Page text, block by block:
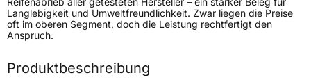
VerwendungSommerreifen
Modellname Pilot Sport PS2
Langlebigkeit und Umweltfreundlichkeit. Zwar liegen die Preise
oft im oberen Segment, doch die Leistung rechtfertigt den
Anspruch.
Produktbeschreibung